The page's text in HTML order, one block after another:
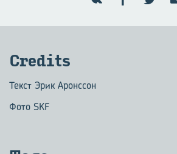
Credits
Текст Эрик Аронссон
Фото SKF